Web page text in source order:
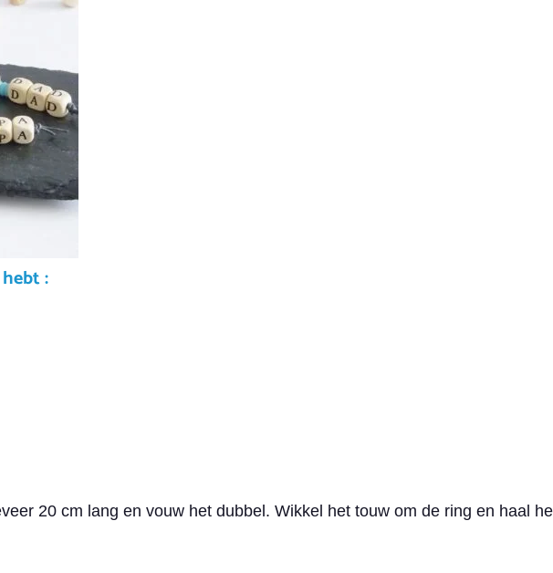
:
20 cm lang en vouw het dubbel. Wikkel het touw om de ring en haal